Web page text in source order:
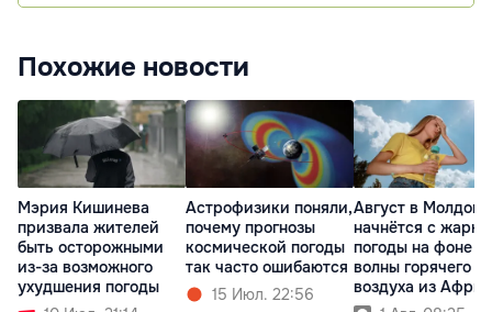
Похожие новости
Мэрия Кишинева
призвала жителей
быть осторожными
из-за возможного
ухудшения погоды
Астрофизики поняли,
почему прогнозы
космической погоды
так часто ошибаются
15 Июл. 22:56
Август в Молдове
начнётся с
погоды на фоне
волны горячего
воздуха из